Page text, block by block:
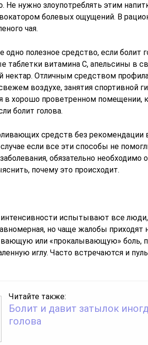
Не нужно злоупотреблять этим
болевых ощущений. В
чая.
полезное средство, если болит
таблетки витамина C, апельсины в
Отличным средством
воздухе, занятия спортивной
в хорошо проветренном помещении,
болит голова.
средств без рекомендации
если все эти способы не
обязательно необходимо
почему это происходит.
интенсивности испытывают все
но чаще жалобы приходят
или «прокалывающую» боль,
иглу. Часто встречаются и
Читайте также:
Болит и давит затылок
голова